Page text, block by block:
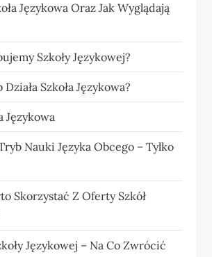
Językowa Oraz Jak Wyglądają
Szkoły Językowej?
Szkoła Językowa?
Językowa
Nauki Języka Obcego – Tylko
Skorzystać Z Oferty Szkół
Językowej – Na Co Zwrócić